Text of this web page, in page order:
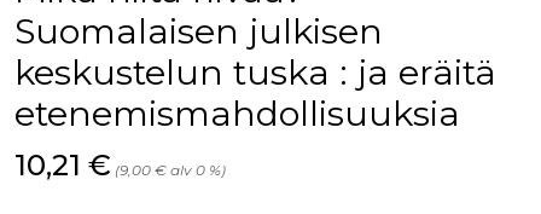
Suomalaisen julkisen
keskustelun tuska : ja eräitä
etenemismahdollisuuksia
Hinta nyt
10,21 € (9,00 € alv 0 %)